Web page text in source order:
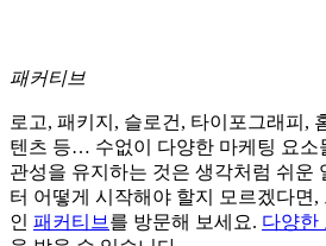
패커티브
로고, 패키지, 슬로건, 타이포그래피,
텐츠 등… 수없이 다양한 마케팅 요소
관성을 유지하는 것은 생각처럼 쉬운
터 어떻게 시작해야 할지 모르겠다면
인 패커티브 를 방문해 보세요. 다양한